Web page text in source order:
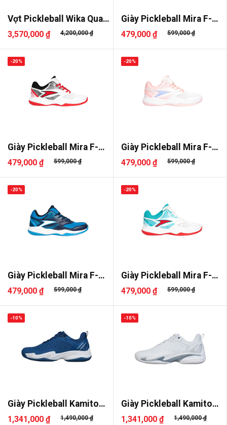
Vợt Pickleball Wika Quang
Dư..
3,570,000 ₫ 4,200,000 ₫
Giày Pickleball Mira F-
Start..
479,000 ₫ 599,000 ₫
Giày Pickleball Mira F-
Start..
479,000 ₫ 599,000 ₫
-20%
Giày Pickleball Mira F-
Start..
479,000 ₫ 599,000 ₫
-20%
Giày Pickleball Mira F-
Start..
479,000 ₫ 599,000 ₫
-20%
Giày Pickleball Mira F-
Start..
479,000 ₫ 599,000 ₫
-20%
Giày Pickleball Kamito
Slide..
1,341,000 ₫ 1,490,000 ₫
-10%
Giày Pickleball Kamito
Slide..
1,341,000 ₫ 1,490,000 ₫
-10%